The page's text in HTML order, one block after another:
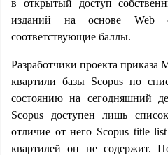
в открытый доступ
изданий на основе
соответствующие баллы.
Разработчики проекта
квартили базы Scopus по
состоянию на сегодняшний
Scopus доступен лишь
отличие от него Scopus title
квартилей он не содержит.